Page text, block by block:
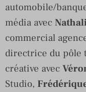
automobile/
média avec
commercial
directrice du pôle
créative avec
Studio,